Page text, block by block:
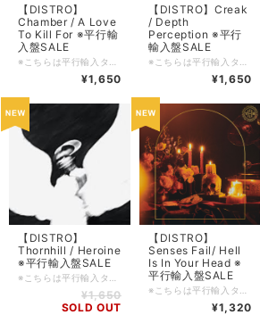
【DISTRO】
Chamber / A Love
To Kill For ※平行輸
入盤SALE
¥1,650
【DISTRO】Creak
/ Depth
Perception ※平行
輸入盤SALE
¥1,650
【DISTRO】
Thornhill / Heroine
※平行輸入盤SALE
¥1,650
SOLD OUT
【DISTRO】
Senses Fail/ Hell
Is In Your Head ※
平行輸入盤SALE
¥1,320